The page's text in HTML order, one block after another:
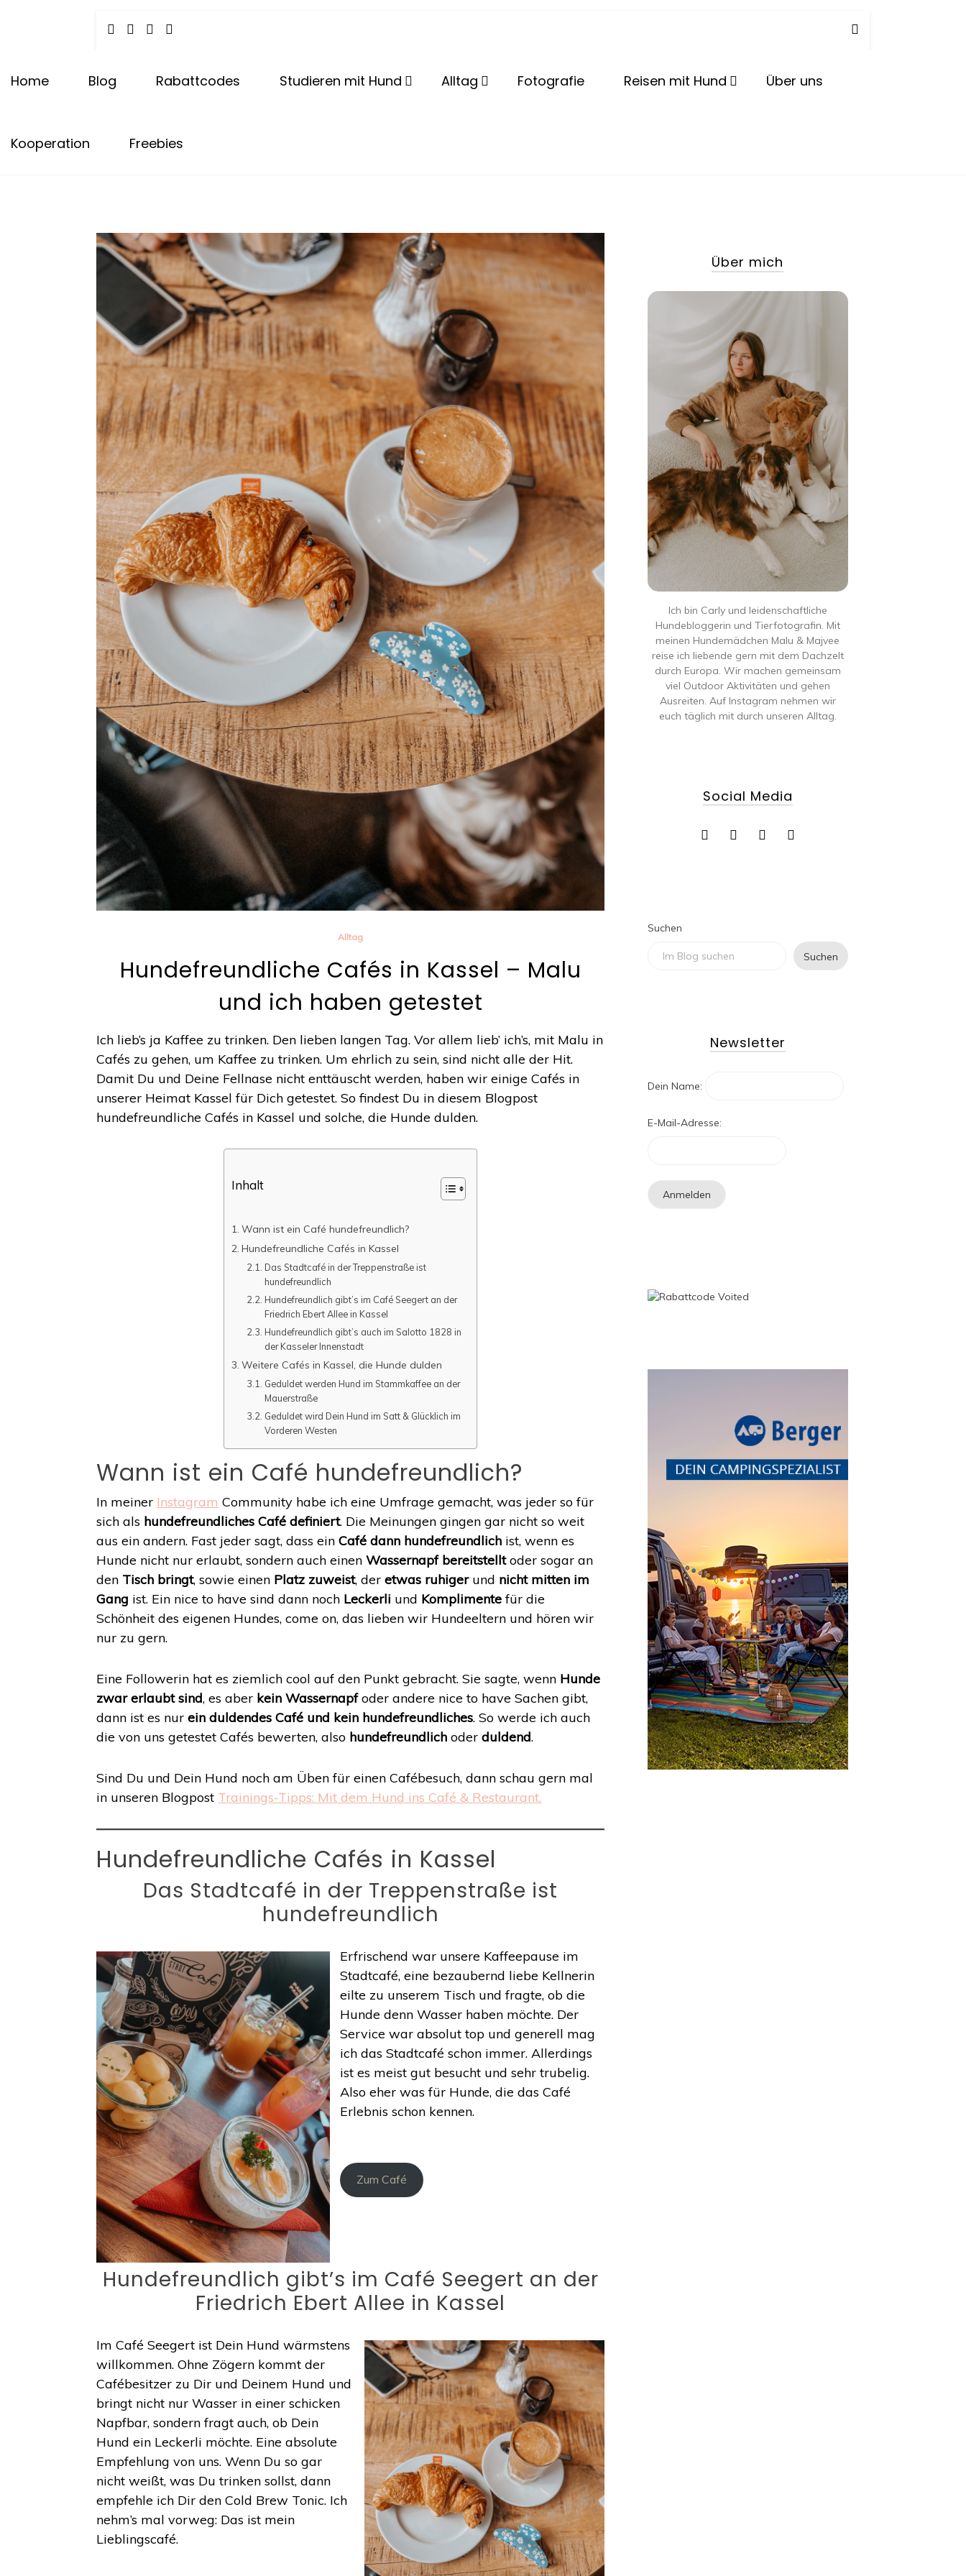
TotalBeshepherd
Home Blog Rabattcodes Studieren mit Hund Alltag Fotografie Reisen mit Hund Über uns
Kooperation Freebies
Alltag
Hundefreundliche Cafés in Kassel – Malu
und ich haben getestet
Ich lieb’s ja Kaffee zu trinken. Den lieben langen Tag. Vor allem lieb’ ich’s, mit Malu in
Cafés zu gehen, um Kaffee zu trinken. Um ehrlich zu sein, sind nicht alle der Hit.
Damit Du und Deine Fellnase nicht enttäuscht werden, haben wir einige Cafés in
unserer Heimat Kassel für Dich getestet. So findest Du in diesem Blogpost
hundefreundliche Cafés in Kassel und solche, die Hunde dulden.
Inhalt
Wann ist ein Café hundefreundlich?
Hundefreundliche Cafés in Kassel
Das Stadtcafé in der Treppenstraße ist
hundefreundlich
Hundefreundlich gibt’s im Café Seegert an der
Friedrich Ebert Allee in Kassel
Hundefreundlich gibt’s auch im Salotto 1828 in
der Kasseler Innenstadt
Weitere Cafés in Kassel, die Hunde dulden
Geduldet werden Hund im Stammkaffee an der
Mauerstraße
Geduldet wird Dein Hund im Satt & Glücklich im
Vorderen Westen
Wann ist ein Café hundefreundlich?
In meiner Instagram Community habe ich eine Umfrage gemacht, was jeder so für
sich als hundefreundliches Café definiert. Die Meinungen gingen gar nicht so weit
aus ein andern. Fast jeder sagt, dass einCafé dann hundefreundlich ist, wenn es
Hunde nicht nur erlaubt, sondern auch einenWassernapf bereitstelltoder sogar an
den Tisch bringt, sowie einen Platz zuweist, deretwas ruhigerund nicht mitten im
Gang ist. Ein nice to have sind dann noch Leckerli und Komplimentefür die
Schönheit des eigenen Hundes, come on, das lieben wir Hundeeltern und hören wir
nur zu gern.
Eine Followerin hat es ziemlich cool auf den Punkt gebracht. Sie sagte, wenn Hunde
zwar erlaubt sind, es aber kein Wassernapfoder andere nice to have Sachen gibt,
dann ist es nurein duldendes Café und kein hundefreundliches. So werde ich auch
die von uns getestet Cafés bewerten, also hundefreundlich oderduldend.
Sind Du und Dein Hund noch am Üben für einen Cafébesuch, dann schau gern mal
in unseren Blogpost Trainings-Tipps: Mit dem Hund ins Café & Restaurant.
Hundefreundliche Cafés in Kassel
Das Stadtcafé in der Treppenstraße ist
hundefreundlich
Erfrischend war unsere Kaffeepause im
Stadtcafé, eine bezaubernd liebe Kellnerin
eilte zu unserem Tisch und fragte, ob die
Hunde denn Wasser haben möchte. Der
Service war absolut top und generell mag
ich das Stadtcafé schon immer. Allerdings
ist es meist gut besucht und sehr trubelig.
Also eher was für Hunde, die das Café
Erlebnis schon kennen.
Zum Café
Hundefreundlich gibt’s im Café Seegert an der
Friedrich Ebert Allee in Kassel
Im Café Seegert ist Dein Hund wärmstens
willkommen. Ohne Zögern kommt der
Cafébesitzer zu Dir und Deinem Hund und
bringt nicht nur Wasser in einer schicken
Napfbar, sondern fragt auch, ob Dein
Hund ein Leckerli möchte. Eine absolute
Empfehlung von uns. Wenn Du so gar
nicht weißt, was Du trinken sollst, dann
empfehle ich Dir den Cold Brew Tonic. Ich
nehm’s mal vorweg: Das ist mein
Lieblingscafé.
Über mich
Ich bin Carly und leidenschaftliche
Hundebloggerin und Tierfotografin. Mit
meinen Hundemädchen Malu & Majvee
reise ich liebende gern mit dem Dachzelt
durch Europa. Wir machen gemeinsam
viel Outdoor Aktivitäten und gehen
Ausreiten. Auf Instagram nehmen wir
euch täglich mit durch unseren Alltag.
Social Media
Suchen
Suchen
Newsletter
Dein Name:
E-Mail-Adresse: